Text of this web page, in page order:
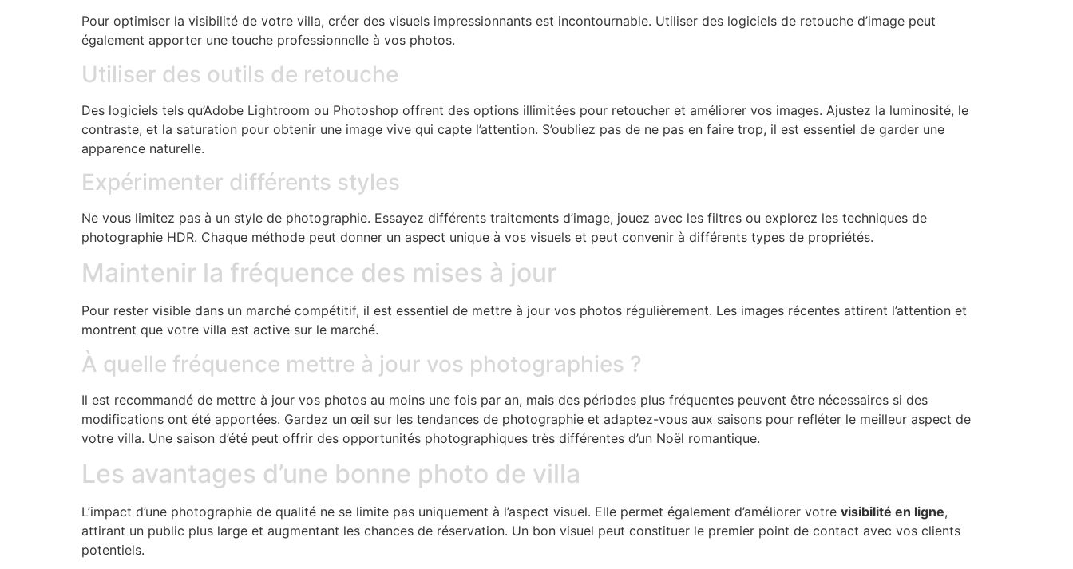
Pour optimiser la visibilité de votre villa, créer des visuels impressionnants est incontournable. Utiliser des logiciels de retouche d’image peut
également apporter une touche professionnelle à vos photos.
Utiliser des outils de retouche
Des logiciels tels qu’Adobe Lightroom ou Photoshop offrent des options illimitées pour retoucher et améliorer vos images. Ajustez la luminosité, le
contraste, et la saturation pour obtenir une image vive qui capte l’attention. S’oubliez pas de ne pas en faire trop, il est essentiel de garder une
apparence naturelle.
Expérimenter différents styles
Ne vous limitez pas à un style de photographie. Essayez différents traitements d’image, jouez avec les filtres ou explorez les techniques de
photographie HDR. Chaque méthode peut donner un aspect unique à vos visuels et peut convenir à différents types de propriétés.
Maintenir la fréquence des mises à jour
Pour rester visible dans un marché compétitif, il est essentiel de mettre à jour vos photos régulièrement. Les images récentes attirent l’attention et
montrent que votre villa est active sur le marché.
À quelle fréquence mettre à jour vos photographies ?
Il est recommandé de mettre à jour vos photos au moins une fois par an, mais des périodes plus fréquentes peuvent être nécessaires si des
modifications ont été apportées. Gardez un œil sur les tendances de photographie et adaptez-vous aux saisons pour refléter le meilleur aspect de
votre villa. Une saison d’été peut offrir des opportunités photographiques très différentes d’un Noël romantique.
Les avantages d’une bonne photo de villa
L’impact d’une photographie de qualité ne se limite pas uniquement à l’aspect visuel. Elle permet également d’améliorer votre visibilité en ligne,
attirant un public plus large et augmentant les chances de réservation. Un bon visuel peut constituer le premier point de contact avec vos clients
potentiels.